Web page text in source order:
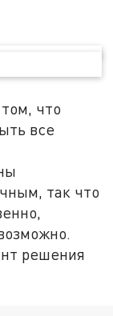
что
все
так что
решения